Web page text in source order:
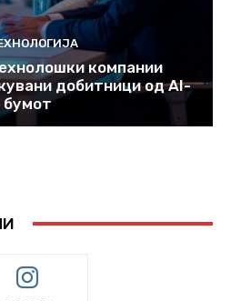
компании
добитници од AI-
бумот